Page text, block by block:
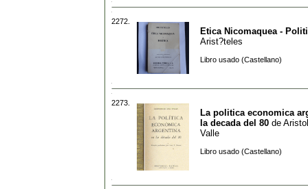
2272.
Etica Nicomaquea -
Arist?teles
Libro usado (Castellano)
2273.
La politica economica
la decada del 80 de
Valle
Libro usado (Castellano)